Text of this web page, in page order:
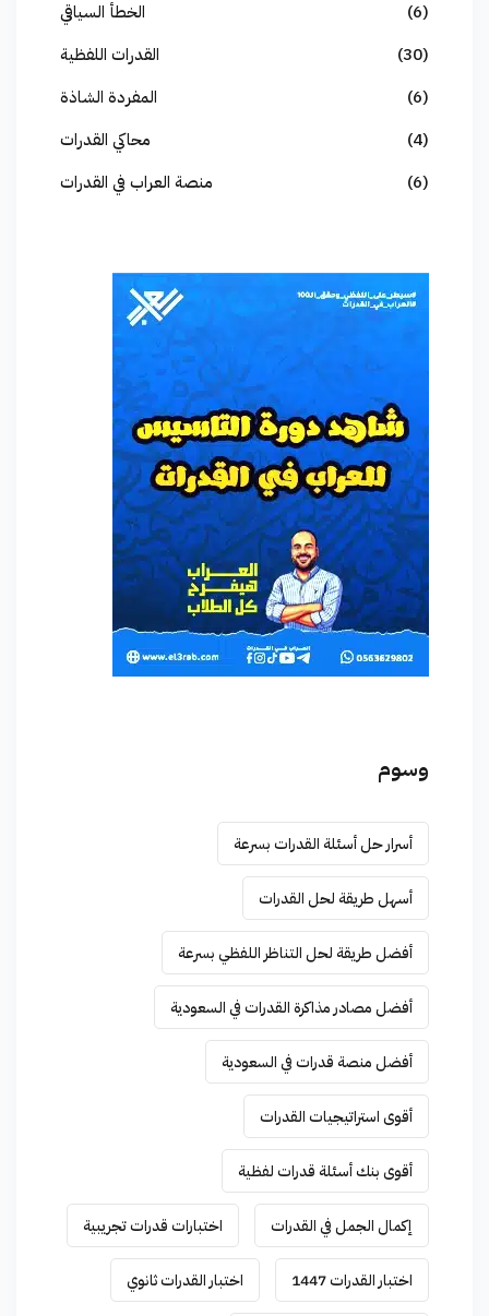
الخطأ السياقي
(6)
القدرات اللفظية
(30)
المفردة الشاذة
(6)
محاكي القدرات
(4)
منصة العراب في القدرات
(6)
وسوم
أسرار حل أسئلة القدرات بسرعة
أسهل طريقة لحل القدرات
أفضل طريقة لحل التناظر اللفظي بسرعة
أفضل مصادر مذاكرة القدرات في السعودية
أفضل منصة قدرات في السعودية
أقوى استراتيجيات القدرات
أقوى بنك أسئلة قدرات لفظية
إكمال الجمل في القدرات اختبارات قدرات تجريبية
اختبار القدرات 1447 اختبار القدرات ثانوي